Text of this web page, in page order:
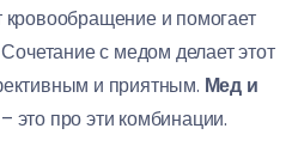
и помогает
с медом делает этот
и приятным. Мед и
– это про эти комбинации.